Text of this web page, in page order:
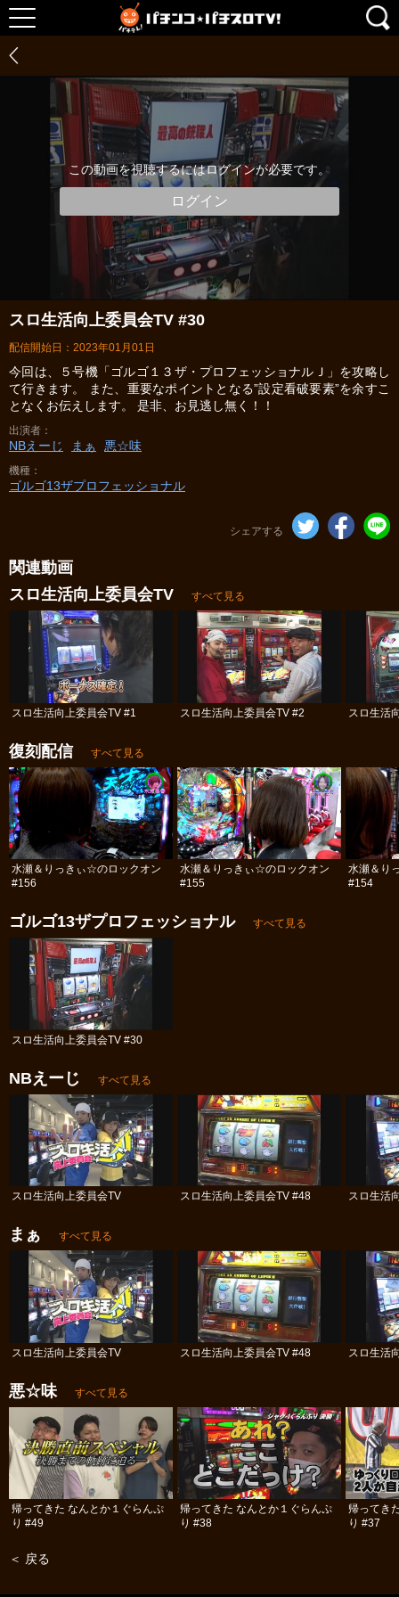
この動画を視聴するにはログインが必要です。
ログイン
スロ生活向上委員会TV #30
配信開始日：2023年01月01日
今回は、５号機「ゴルゴ１３ザ・プロフェッショナルＪ」を攻略し
て行きます。 また、重要なポイントとなる”設定看破要素”を余すこ
となくお伝えします。 是非、お見逃し無く！！
出演者
NBえーじ まぁ 悪☆味
機種
ゴルゴ13ザプロフェッショナル
シェアする
関連動画
スロ生活向上委員会TV
すべて見る
スロ生活向上委員会TV #1 スロ生活向上委員会TV #2 スロ生活
復刻配信 すべて見る
水瀬＆りっきぃ☆のロックオン
#156
水瀬＆りっきぃ☆のロックオン
#155
水瀬＆り
#154
ゴルゴ13ザプロフェッショナル すべて見る
スロ生活向上委員会TV #30
NBえーじ すべて見る
スロ生活向上委員会TV スロ生活向上委員会TV #48 スロ生活
まぁ すべて見る
スロ生活向上委員会TV スロ生活向上委員会TV #48 スロ生活
悪☆味 すべて見る
帰ってきた なんとか１ぐらんぷ
り #49
帰ってきた なんとか１ぐらんぷ
り #38
帰ってき
り #37
＜ 戻る